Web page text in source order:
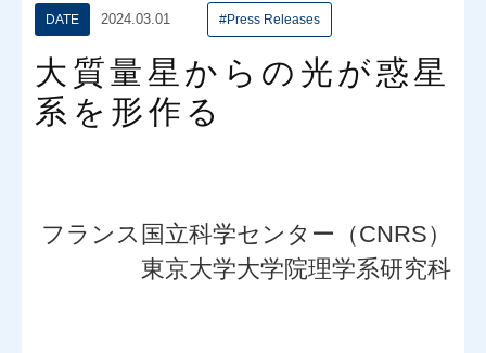
DATE 2024.03.01 #Press Releases
大質量星からの光が惑星
系を形作る
フランス国立科学センター（CNRS）
東京大学大学院理学系研究科